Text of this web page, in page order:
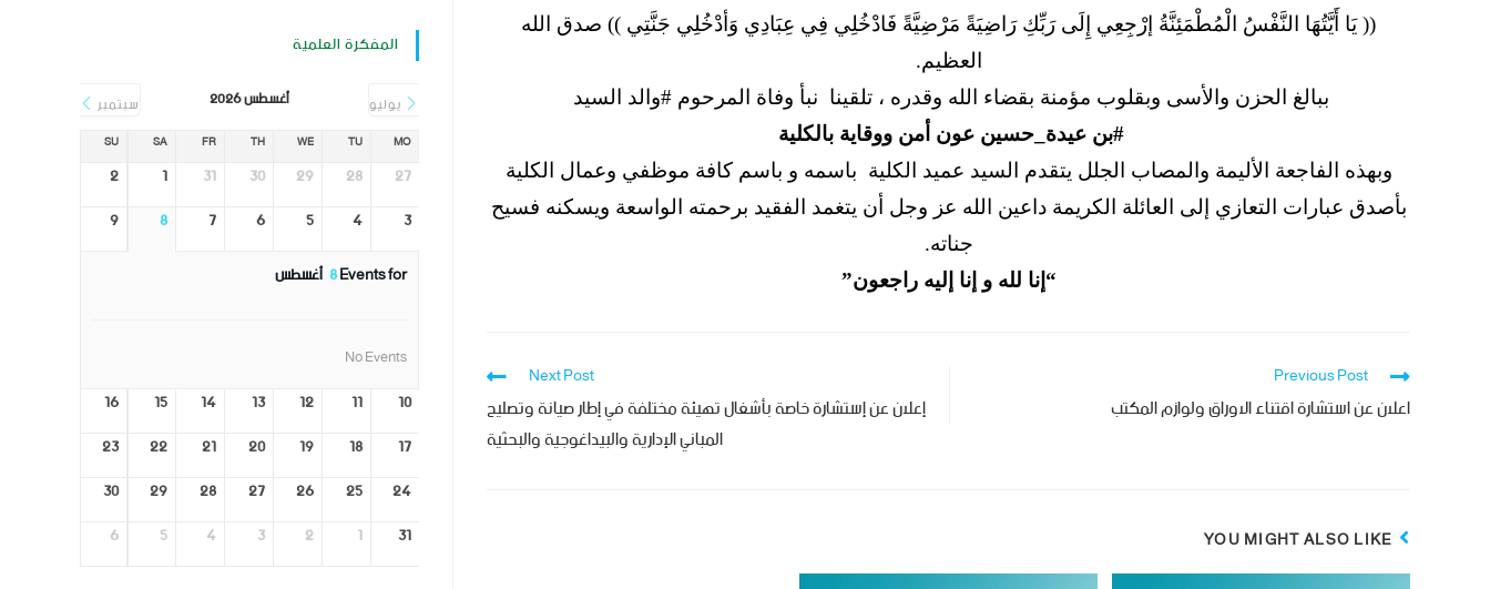
(( يَا أَيَّتُهَا النَّفْسُ الْمُطْمَئِنَّةُ إرْجِعِي إِلَى رَبِّكِ رَاضِيَةً مَرْضِيَّةً فَادْخُلِي فِي عِبَادِي وَأدْخُلِي جَنَّتِي )) صدق الله
العظيم.
ببالغ الحزن والأسى وبقلوب مؤمنة بقضاء الله وقدره ، تلقينا نبأ وفاة المرحوم #والد السيد
#بن عيدة_حسين عون أمن ووقاية بالكلية
وبهذه الفاجعة الأليمة والمصاب الجلل يتقدم السيد عميد الكلية باسمه و باسم كافة موظفي وعمال الكلية
بأصدق عبارات التعازي إلى العائلة الكريمة داعين الله عز وجل أن يتغمد الفقيد برحمته الواسعة ويسكنه فسيح
جناته.
“إنا لله و إنا إليه راجعون”
Previous Post
اعلان عن استشارة اقتناء الاوراق ولوازم المكتب‎
Next Post
إعلان عن إستشارة خاصة بأشغال تهيئة مختلفة في إطار صيانة وتصليح
المباني الإدارية والبيداغوجية والبحثية
YOU MIGHT ALSO LIKE
المفكرة العلمية
يوليو أغسطس 2026 سبتمبر
MO
TU
WE
TH
FR
SA
SU
27
28
29
30
31
1
2
3
4
5
6
7
8
9
Events for
8أغسطس
No Events
10
11
12
13
14
15
16
17
18
19
20
21
22
23
24
25
26
27
28
29
30
31
1
2
3
4
5
6